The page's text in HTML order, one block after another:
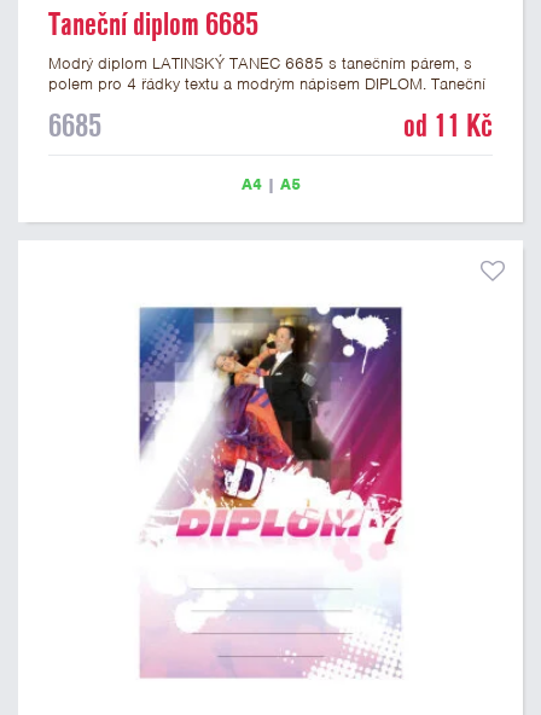
Taneční diplom 6685
Modrý diplom LATINSKÝ TANEC 6685 s tanečním párem, s
polem pro 4 řádky textu a modrým nápisem DIPLOM. Taneční
motivem tanečních soutěží má gramáž 250 g/m2.
6685 od 11 Kč
A4| A5